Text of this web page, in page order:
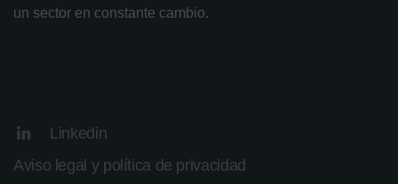
un sector en constante cambio.
Linkedin
Aviso legal y política de privacidad